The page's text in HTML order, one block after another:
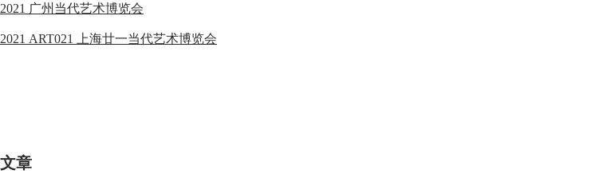
2021 广州当代艺术博览会
2021 ART021 上海廿一当代艺术博览会
文章